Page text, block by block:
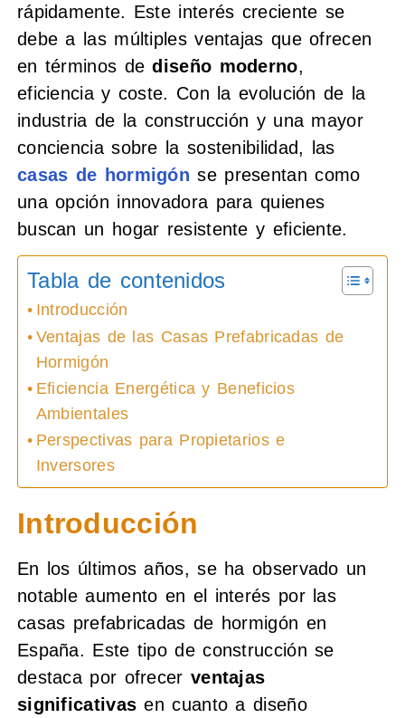
rápidamente. Este interés creciente se
debe a las múltiples ventajas que ofrecen
en términos dediseño moderno,
eficiencia y coste. Con la evolución de la
industria de la construcción y una mayor
conciencia sobre la sostenibilidad, las
casas de hormigón se presentan como
una opción innovadora para quienes
buscan un hogar resistente y eficiente.
Tabla de contenidos
Introducción
Ventajas de las Casas Prefabricadas de
Hormigón
Eficiencia Energética y Beneficios
Ambientales
Perspectivas para Propietarios e
Inversores
Introducción
En los últimos años, se ha observado un
notable aumento en el interés por las
casas prefabricadas de hormigón en
España. Este tipo de construcción se
destaca por ofrecer ventajas
significativas en cuanto a diseño